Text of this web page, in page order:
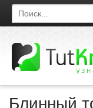
Поиск по сайту
Блинный